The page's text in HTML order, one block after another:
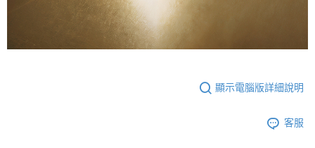
顯示電腦版詳細說明
客服